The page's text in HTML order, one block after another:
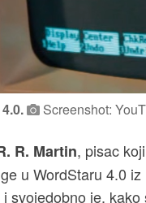
Screenshot:
R. Martin, pisac
u WordStaru 4.0
svojedobno je,